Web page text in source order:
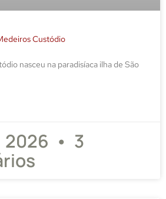
Custódio
nasceu na paradisíaca ilha de São
2026
3